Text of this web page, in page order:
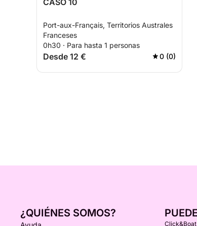
CASO 10
Port-aux-Français, Territorios Australes
Franceses
0h30 · Para hasta 1 personas
Desde 12 € 0 (0)
¿QUIÉNES SOMOS?